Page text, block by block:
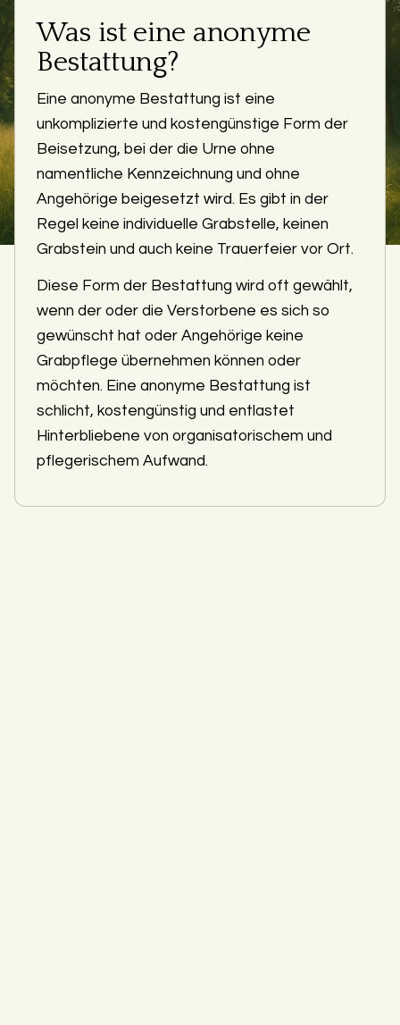
Was ist eine anonyme
Bestattung?
Eine anonyme Bestattung ist eine
unkomplizierte und kostengünstige Form der
Beisetzung, bei der die Urne ohne
namentliche Kennzeichnung und ohne
Angehörige beigesetzt wird. Es gibt in der
Regel keine individuelle Grabstelle, keinen
Grabstein und auch keine Trauerfeier vor Ort.
Diese Form der Bestattung wird oft gewählt,
wenn der oder die Verstorbene es sich so
gewünscht hat oder Angehörige keine
Grabpflege übernehmen können oder
möchten. Eine anonyme Bestattung ist
schlicht, kostengünstig und entlastet
Hinterbliebene von organisatorischem und
pflegerischem Aufwand.